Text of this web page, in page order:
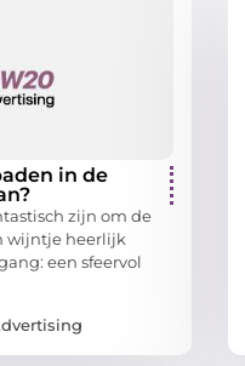
in de
zijn om de
wijntje heerlijk
een sfeervol